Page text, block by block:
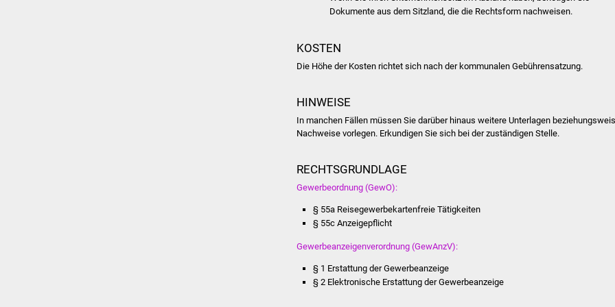
Dokumente aus dem Sitzland, die die Rechtsform nachweisen.
KOSTEN
Die Höhe der Kosten richtet sich nach der kommunalen Gebührensatzung.
HINWEISE
In manchen Fällen müssen Sie darüber hinaus weitere Unterlagen
Nachweise vorlegen. Erkundigen Sie sich bei der zuständigen Stelle.
RECHTSGRUNDLAGE
Gewerbeordnung (GewO):
§ 55a Reisegewerbekartenfreie Tätigkeiten
§ 55c Anzeigepflicht
Gewerbeanzeigenverordnung (GewAnzV):
§ 1 Erstattung der Gewerbeanzeige
§ 2 Elektronische Erstattung der Gewerbeanzeige